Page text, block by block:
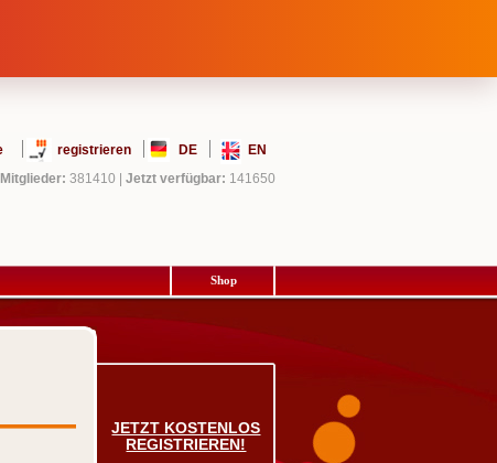
registrieren DE
EN
Mitglieder: 381410 Jetzt verfügbar: 141650
Shop
JETZT KOSTENLOS
REGISTRIEREN!